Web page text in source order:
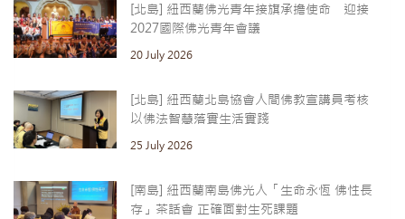
[北島] 紐西蘭佛光青年接旗承擔使命 迎接
2027國際佛光青年會議
20 July 2026
[北島] 紐西蘭北島協會人間佛教宣講員考核
以佛法智慧落實生活實踐
25 July 2026
[南島] 紐西蘭南島佛光人「生命永恆 佛性長
存」茶話會 正確面對生死課題